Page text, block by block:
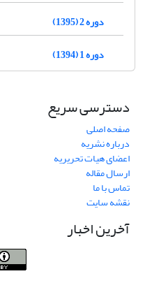
دوره 2 (1395)
دوره 1 (1394)
دسترسی سریع
صفحه اصلی
درباره نشریه
اعضای هیات تحریریه
ارسال مقاله
تماس با ما
نقشه سایت
آخرین اخبار